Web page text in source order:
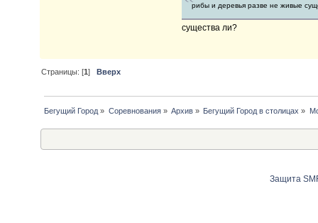
рибы и деревья разве не живые
существа ли?
Страницы: [1]Вверх
Бегущий Город » Соревнования» Архив » Бегущий Город в столицах »
Защита